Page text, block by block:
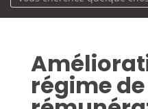
régime de